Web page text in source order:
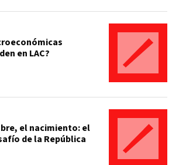
en LAC?
el nacimiento: el
de la República